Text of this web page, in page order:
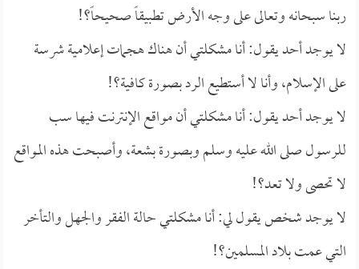
ربنا سبحانه وتعالى على وجه الأرض تطبيقاً صحيحاً؟!
لا يوجد أحد يقول: أنا مشكلتي أن هناك هجمات إعلامية شرسة
على الإسلام، وأنا لا أستطيع الرد بصورة كافية؟!
لا يوجد أحد يقول: أنا مشكلتي أن مواقع الإنترنت فيها سب
للرسول صلى الله عليه وسلم وبصورة بشعة، وأصبحت هذه المواقع
لا تحصى ولا تعد؟!
لا يوجد شخص يقول لي: أنا مشكلتي حالة الفقر والجهل والتأخر
التي عمت بلاد المسلمين؟!